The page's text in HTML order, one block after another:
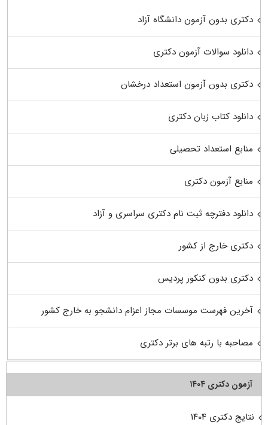
دکتری بدون آزمون دانشگاه آزاد
دانلود سوالات آزمون دکتری
دکتری بدون آزمون استعداد درخشان
دانلود کتاب زبان دکتری
منابع استعداد تحصیلی
منابع آزمون دکتری
دانلود دفترچه ثبت نام دکتری سراسری و آزاد
دکتری خارج از کشور
دکتری بدون کنکور پردیس
آخرین فهرست موسسات مجاز اعزام دانشجو به خارج کشور
مصاحبه با رتبه های برتر دکتری
آزمون دکتری ۱۴۰۴
نتایج دکتری ۱۴۰۴